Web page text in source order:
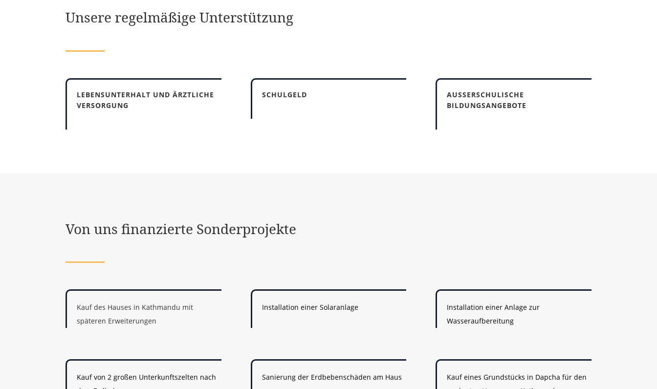
Unsere regelmäßige Unterstützung
LEBENSUNTERHALT UND ÄRZTLICHE
VERSORGUNG
SCHULGELD
AUSSERSCHULISCHE
BILDUNGSANGEBOTE
Von uns finanzierte Sonderprojekte
Kauf des Hauses in Kathmandu mit
späteren Erweiterungen
Installation einer Solaranlage
Installation einer Anlage zur
Wasseraufbereitung
Kauf von 2 großen Unterkunftszelten nach
Sanierung der Erdbebenschäden am Haus
Kauf eines Grundstücks in Dapcha für den